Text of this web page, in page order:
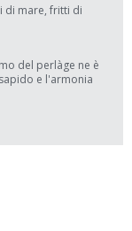
di mare, fritti di
del perlàge ne è
e l'armonia